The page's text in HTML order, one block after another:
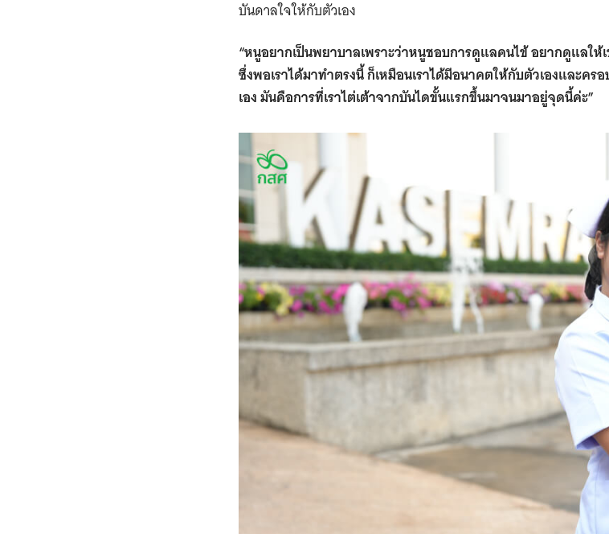
for:
บันดาลใจให้กับตัวเอง
“หนูอยากเป็นพยาบาลเพราะว่าหนูชอบการดูแลคนไข้ อยากดูแลใ
ซึ่งพอเราได้มาทำตรงนี้ ก็เหมือนเราได้มีอนาคตให้กับตัวเองและคร
เอง มันคือการที่เราไต่เต้าจากบันไดขั้นแรกขึ้นมาจนมาอยู่จุดนี้ค่ะ”